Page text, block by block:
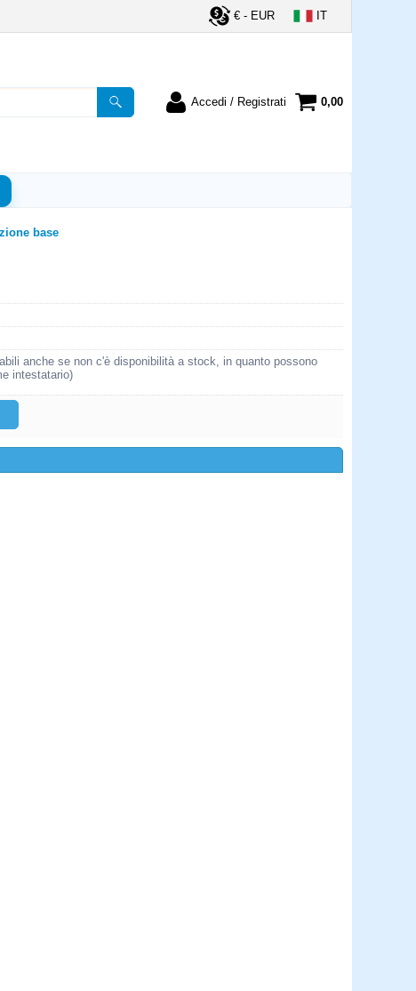
€ - EUR IT
Accedi / Registrati
e la password e poi
"Accedi"
utente:
la password?
0,00
base
anche se non c'è disponibilità a stock, in quanto possono
intestatario)